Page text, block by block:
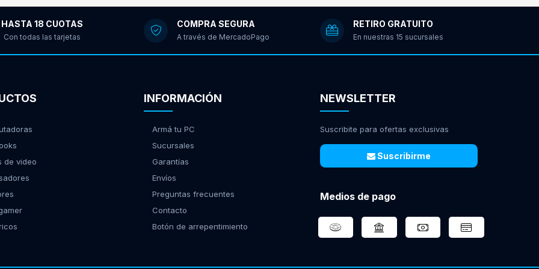
HASTA 18 CUOTAS
Con todas las tarjetas
COMPRA SEGURA
A través de MercadoPago
RETIRO GRATUITO
En nuestras 15 sucursales
de video
INFORMACIÓN
Armá tu PC
Sucursales
Garantías
Envíos
Preguntas frecuentes
Contacto
Botón de arrepentimiento
NEWSLETTER
Suscribite para ofertas exclusivas
Suscribirme
Medios de pago